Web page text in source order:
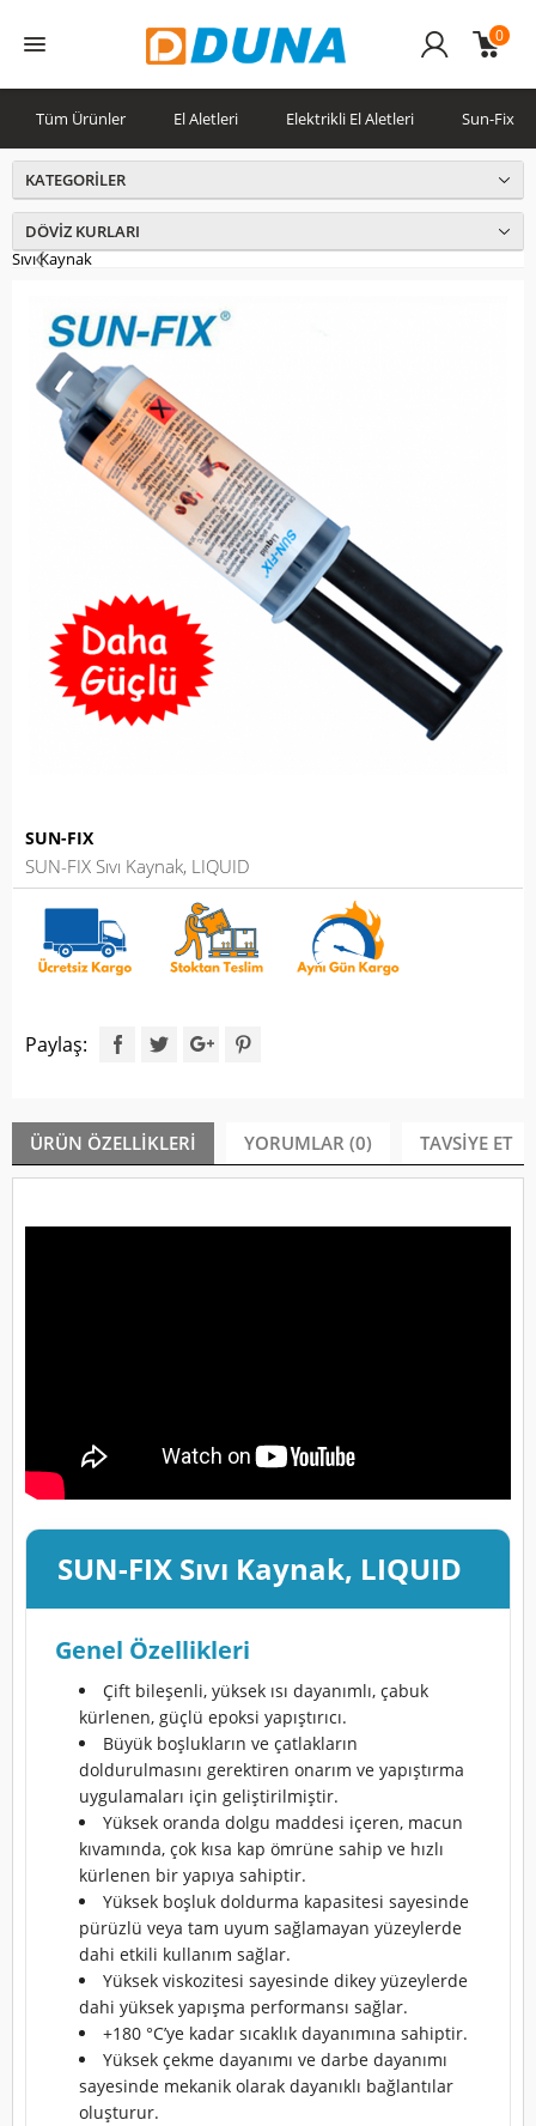
0
Tüm Ürünler El Aletleri Elektrikli El Aletleri Sun-Fix
KATEGORILER
DÖVIZ KURLARI
Sıvı Kaynak
SUN-FIX
SUN-FIX Sıvı Kaynak, LIQUID
Paylaş:
ÜRÜN ÖZELLIKLERI YORUMLAR (0) TAVSIYE ET
SUN-FIX Sıvı Kaynak, LIQUID
Genel Özellikleri
Çift bileşenli, yüksek ısı dayanımlı, çabuk
kürlenen, güçlü epoksi yapıştırıcı.
Büyük boşlukların ve çatlakların
doldurulmasını gerektiren onarım ve yapıştırma
uygulamaları için geliştirilmiştir.
Yüksek oranda dolgu maddesi içeren, macun
kıvamında, çok kısa kap ömrüne sahip ve hızlı
kürlenen bir yapıya sahiptir.
Yüksek boşluk doldurma kapasitesi sayesinde
pürüzlü veya tam uyum sağlamayan yüzeylerde
dahi etkili kullanım sağlar.
Yüksek viskozitesi sayesinde dikey yüzeylerde
dahi yüksek yapışma performansı sağlar.
+180 °C’ye kadar sıcaklık dayanımına sahiptir.
Yüksek çekme dayanımı ve darbe dayanımı
sayesinde mekanik olarak dayanıklı bağlantılar
oluşturur.